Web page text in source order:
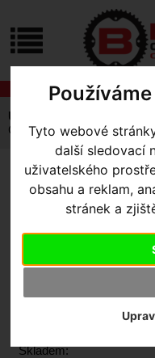
Tyto webové
další sledovací
uživatelského
obsahu a reklam,
stránek a
Úvodní strana
Garmin XC 200
GARMIN
PEDÁLY
Skladem: